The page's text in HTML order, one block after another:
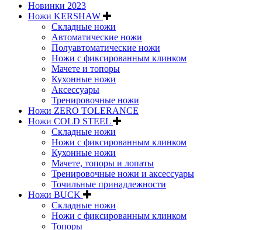
Новинки 2023
Ножи KERSHAW
Складные ножи
Автоматические ножи
Полуавтоматические ножи
Ножи с фиксированным клинком
Мачете и топоры
Кухонные ножи
Аксессуары
Тренировочные ножи
Ножи ZERO TOLERANCE
Ножи COLD STEEL
Складные ножи
Ножи с фиксированным клинком
Кухонные ножи
Мачете, топоры и лопаты
Тренировочные ножи и аксессуары
Точильные принадлежности
Ножи BUCK
Складные ножи
Ножи с фиксированным клинком
Топоры